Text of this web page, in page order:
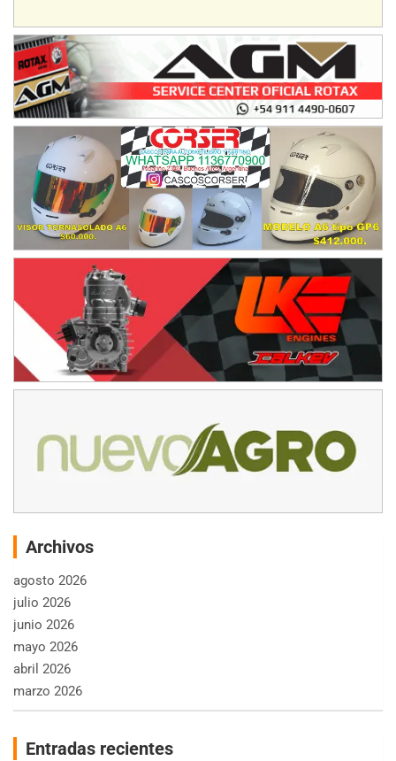
Archivos
agosto 2026
julio 2026
junio 2026
mayo 2026
abril 2026
marzo 2026
Entradas recientes